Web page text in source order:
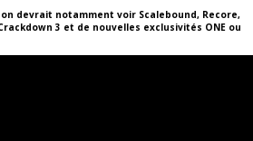
devrait notamment voir Scalebound, Recore,
3 et de nouvelles exclusivités ONE ou